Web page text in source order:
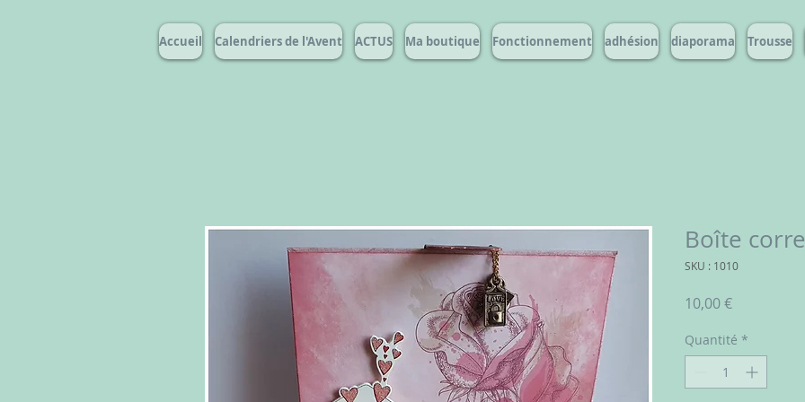
Accueil Calendriers de l'Avent ACTUS Ma boutique Fonctionnement adhésion diaporama Trousse
Boîte
SKU : 1010
10,00 €Prix
Quantité *